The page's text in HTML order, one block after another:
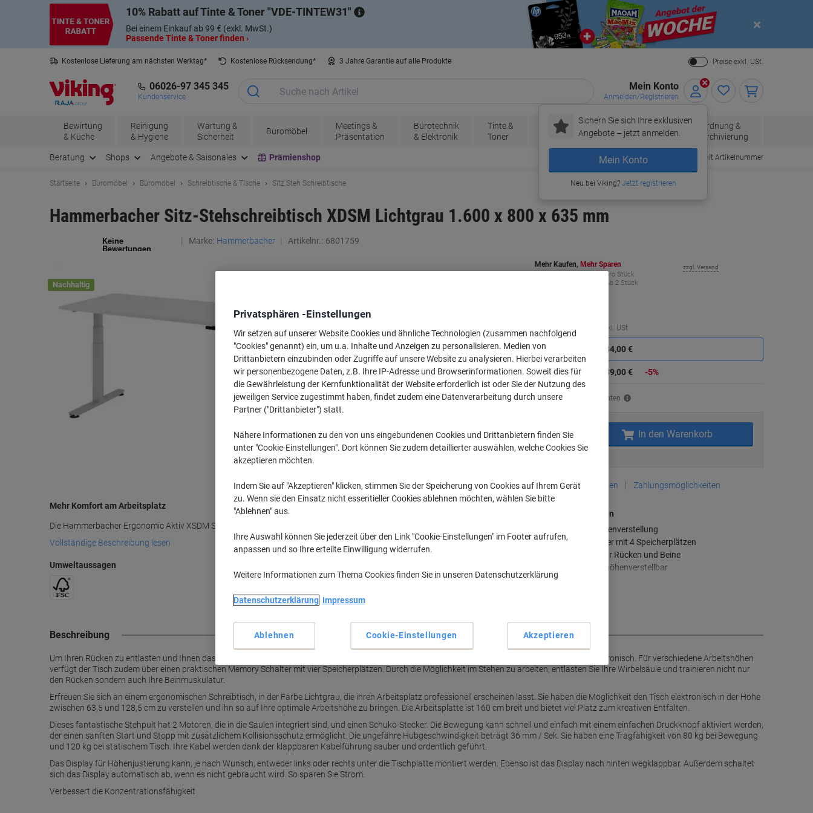
10% Rabatt auf Tinte & Toner VDE-TINTEW31
Bei einem Einkauf ab 99 € (exkl. MwSt.)
Passende Tinte & Toner finden ›
Close
Kostenlose Lieferung am nächsten Werktag* Kostenlose Rücksendung* 3 Jahre Garantie auf alle Produkte Preise exkl. USt.
06026-97 345 345
Kundenservice
Mein Konto
Anmelden/Registrieren
Sichern Sie sich Ihre exklusiven
Angebote – jetzt anmelden.
Mein Konto
Neu bei Viking?Jetzt registrieren
Bewirtung
& Küche
Reinigung
& Hygiene
Wartung &
Sicherheit
Büromöbel
Meetings &
Präsentation
Bürotechnik
& Elektronik
Tinte &
Toner
Papier, Versand
& Pakete
Bürobedarf
Ordnung &
Archivierung
Beratung Shops Angebote & Saisonales Prämienshop Bestellen mit Artikelnummer
Startseite Büromöbel Büromöbel Schreibtische & Tische Sitz Steh Schreibtische
Hammerbacher Sitz-Stehschreibtisch XDSM Lichtgrau 1.600 x 800 x 635 mm
Marke: Hammerbacher Artikelnr.: 6801759
Nachhaltig
Mehr Komfort am Arbeitsplatz
Die Hammerbacher Ergonomic Aktiv XSDM Schreibtische sorgen für mehr Komfort und mehr Leistung auf der Arbeit.
Vollständige Beschreibung lesen
Umweltaussagen
Mehr Kaufen, Mehr Sparen
pro Stück
Ab 2 Stück
zzgl. Versand
Menge exkl. USt
1 784,00 €
2+ Stück 739,00 € -5%
Versand durch Lieferanten
In den Warenkorb
Zu einer Liste
Lieferinformationen Zahlungsmöglichkeiten
Haupteigenschaften
Elektrische Höhenverstellung
Memory-Schalter mit 4 Speicherplätzen
Ergonomisch für Rücken und Beine
63,5-128,5 cm höhenverstellbar
Mehr anzeigen
Beschreibung
Um Ihren Rücken zu entlasten und Ihnen das manuelle Verstellen der Schreibtische zu ersparen, geschieht die Höhenverstellung der XDSM Tische elektronisch. Für verschiedene Arbeitshöhen
verfügt der Tisch zudem über einen praktischen Memory Schalter mit vier Speicherplätzen. Durch die Möglichkeit im Stehen zu arbeiten, entlasten Sie Ihre Wirbelsäule und trainieren nicht nur
den Rücken sondern auch Ihre Beinmuskulatur.
Erfreuen Sie sich an einem ergonomischen Schreibtisch, in der Farbe Lichtgrau, die ihren Arbeitsplatz professionell erscheinen lässt. Sie haben die Möglichkeit den Tisch elektronisch in der Höhe
zwischen 63,5 und 128,5 cm zu verstellen und ihn so auf Ihre optimale Arbeitshöhe zu bringen. Die Arbeitsplatte ist 160 cm breit und bietet viel Platz zum kreativen Entfalten.
Dieses fantastische Stehpult hat 2 Motoren, die in die Säulen integriert sind, und einen Schuko-Stecker. Die Bewegung kann schnell und einfach mit einem einfachen Druckknopf aktiviert werden,
der einen sanften Start und Stopp mit zusätzlichem Kollisionsschutz ermöglicht. Die ungefähre Hubgeschwindigkeit beträgt 36 mm / Sek. Sie haben eine Tragfähigkeit von 80 kg bei Bewegung
und 120 kg bei statischem Tisch. Ihre Kabel werden dank der klappbaren Kabelführung sauber und ordentlich geführt.
Das Display für Höhenjustierung kann, je nach Wunsch, entweder links oder rechts unter die Tischplatte montiert werden. Ebenso ist das Display nach hinten wegklappbar. Außerdem schaltet
sich das Display automatisch ab, wenn es nicht gebraucht wird. So sparen Sie Strom.
Verbessert die Konzentrationsfähigkeit
Privatsphären -Einstellungen
Wir setzen auf unserer Website Cookies und ähnliche Technologien (zusammen nachfolgend
"Cookies" genannt) ein, um u.a. Inhalte und Anzeigen zu personalisieren. Medien von
Drittanbietern einzubinden oder Zugriffe auf unsere Website zu analysieren. Hierbei verarbeiten
wir personenbezogene Daten, z.B. Ihre IP-Adresse und Browserinformationen. Soweit dies für
die Gewährleistung der Kernfunktionalität der Website erforderlich ist oder Sie der Nutzung des
jeweiligen Service zugestimmt haben, findet zudem eine Datenverarbeitung durch unsere
Partner ("Drittanbieter") statt.
Nähere Informationen zu den von uns eingebundenen Cookies und Drittanbietern finden Sie
unter "Cookie-Einstellungen". Dort können Sie zudem detaillierter auswählen, welche Cookies Sie
akzeptieren möchten.
Indem Sie auf "Akzeptieren" klicken, stimmen Sie der Speicherung von Cookies auf Ihrem Gerät
zu. Wenn sie den Einsatz nicht essentieller Cookies ablehnen möchten, wählen Sie bitte
"Ablehnen" aus.
Ihre Auswahl können Sie jederzeit über den Link "Cookie-Einstellungen" im Footer aufrufen,
anpassen und so Ihre erteilte Einwilligung widerrufen.
Weitere Informationen zum Thema Cookies finden Sie in unseren Datenschutzerklärung
Datenschutzerklärung Impressum
Cookie-Einstellungen
Ablehnen Akzeptieren